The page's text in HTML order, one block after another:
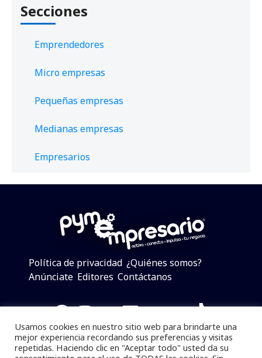
Secciones
Emprendedores
Micro empresas
Pequeñas empresas
Medianas empresas
Empresarios
Política de privacidad ¿Quiénes somos?
Anúnciate Editores Contáctanos
Facebook
Instagram
Twitter
LinkedIn
Telegram
YouTube
TikTok
Usamos cookies en nuestro sitio web para brindarte una
mejor experiencia recordando sus preferencias y visitas
repetidas. Haciendo clic en "Aceptar todo" usted da su